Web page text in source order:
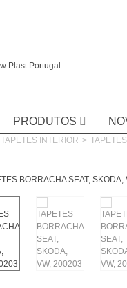
PRODUTOS
TAPETES INTERIOR >